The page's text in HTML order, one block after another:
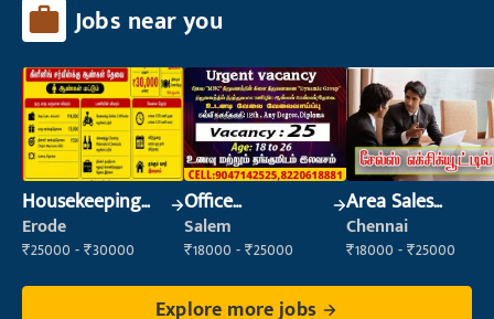
Jobs near you
Housekeeping
Staff
(Housekeeping)
Erode
₹25000 - ₹30000
Office
Maintenance
Staff
Salem
₹18000 - ₹25000
Area Sales
Executive
Chennai
₹18000 - ₹25000
Explore more jobs